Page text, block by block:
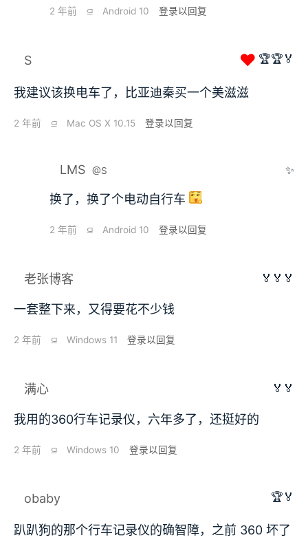
2 年前 ⫑ Android 10 登录以回复
S ❤ 🏆🏆🏅
我建议该换电车了，比亚迪秦买一个美滋滋
2 年前 ⫑ Mac OS X 10.15 登录以回复
LMS @S ✨
换了，换了个电动自行车
2 年前 ⫑ Android 10 登录以回复
老张博客 🏅🏅🏅
一套整下来，又得要花不少钱
2 年前 ⫑ Windows 11 登录以回复
满心 🏅🏅
我用的360行车记录仪，六年多了，还挺好的
2 年前 ⫑ Windows 10 登录以回复
obaby 🏆🏅
趴趴狗的那个行车记录仪的确智障，之前 360 坏了